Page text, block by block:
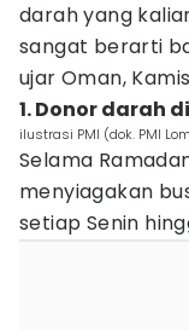
darah yang
sangat berarti
ujar Oman,
1. Donor darah
ilustrasi PMI (dok. PMI
Selama
menyiagakan
setiap Senin